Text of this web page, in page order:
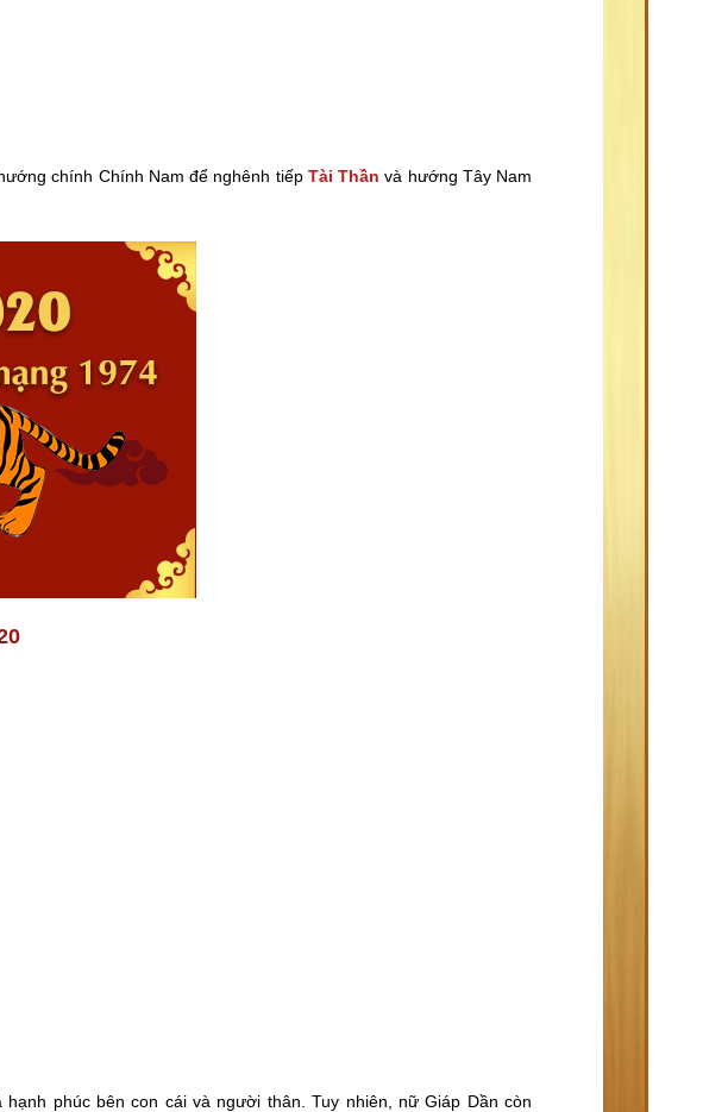
chính Chính Nam để nghênh tiếpTài Thần và hướng Tây Nam
phúc bên con cái và người thân. Tuy nhiên, nữ Giáp Dần còn